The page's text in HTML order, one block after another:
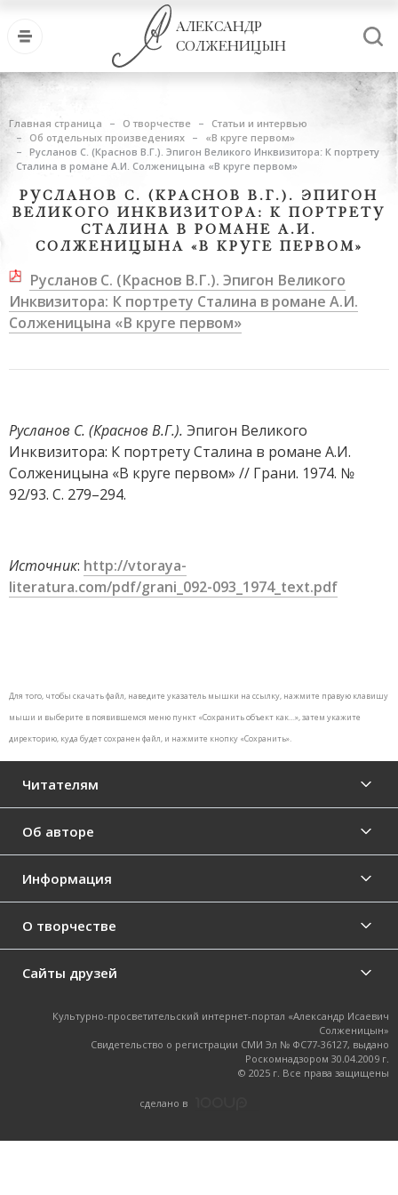
АЛЕКСАНДР
СОЛЖЕНИЦЫН
Главная страница О творчестве
Статьи и интервью
Об отдельных произведениях
«В круге первом»
Русланов С. (Краснов В.Г.). Эпигон Великого Инквизитора: К портрету
Сталина в романе А.И. Солженицына «В круге первом»
РУСЛАНОВ С. (КРАСНОВ В.Г.). ЭПИГОН
ВЕЛИКОГО ИНКВИЗИТОРА: К ПОРТРЕТУ
СТАЛИНА В РОМАНЕ А.И.
СОЛЖЕНИЦЫНА «В КРУГЕ ПЕРВОМ»
Русланов С. (Краснов В.Г.). Эпигон Великого
Инквизитора: К портрету Сталина в романе А.И.
Солженицына «В круге первом»
Русланов С. (Краснов В.Г.). Эпигон Великого
Инквизитора: К портрету Сталина в романе А.И.
Солженицына «В круге первом» // Грани. 1974. №
92/93. С. 279–294.
Источник: http://vtoraya-
literatura.com/pdf/grani_092-093_1974_text.pdf
Для того, чтобы скачать файл, наведите указатель мышки на ссылку, нажмите правую клавишу
мыши и выберите в появившемся меню пункт «Сохранить объект как…», затем укажите
директорию, куда будет сохранен файл, и нажмите кнопку «Сохранить».
Читателям
Об авторе
Информация
О творчестве
Сайты друзей
cделано в
Культурно-просветительский интернет-портал «Александр Исаевич
Солженицын»
Свидетельство о регистрации СМИ Эл № ФС77-36127, выдано
Роскомнадзором 30.04.2009 г.
© 2025 г. Все права защищены